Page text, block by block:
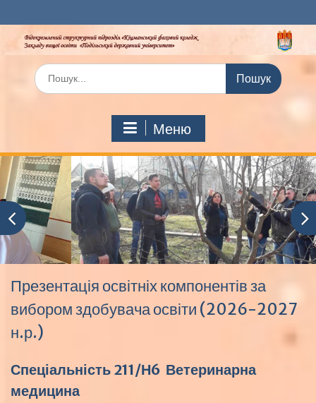
до
вмісту
Шукати:
Меню
Презентація освітніх компонентів за
вибором здобувача освіти (2026-2027
н.р.)
Спеціальність 211/Н6 Ветеринарна
медицина